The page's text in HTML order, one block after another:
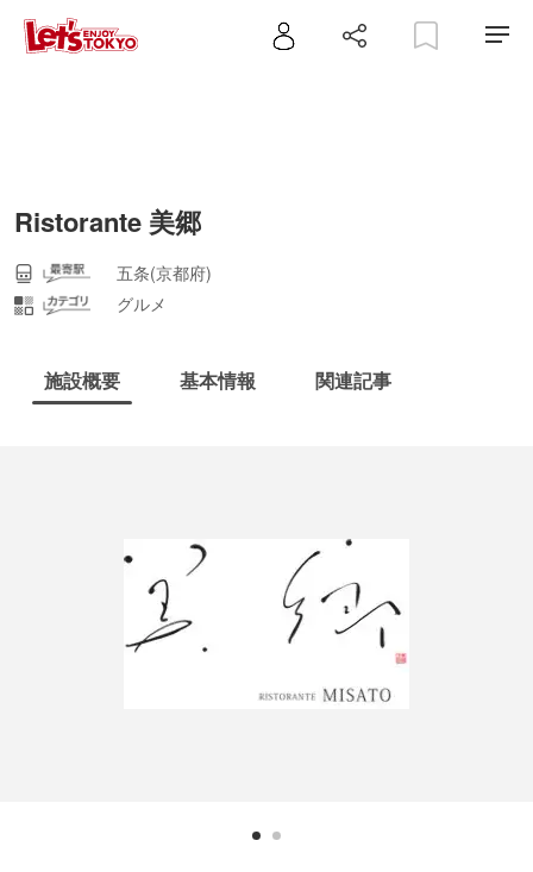
Ristorante 美郷
五条(京都府)
グルメ
施設概要 基本情報 関連記事